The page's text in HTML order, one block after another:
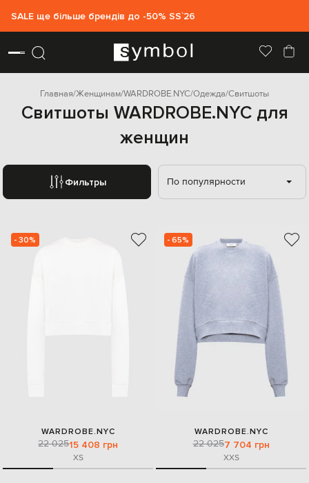
SALE ще більше брендів до -50% SS`26
Главная Женщинам WARDROBE.NYC Одежда Свитшоты
Свитшоты WARDROBE.NYC для
женщин
Фильтры По популярности
- 30%
WARDROBE.NYC
22 02515 408 грн
XS
- 65%
WARDROBE.NYC
22 0257 704 грн
XXS